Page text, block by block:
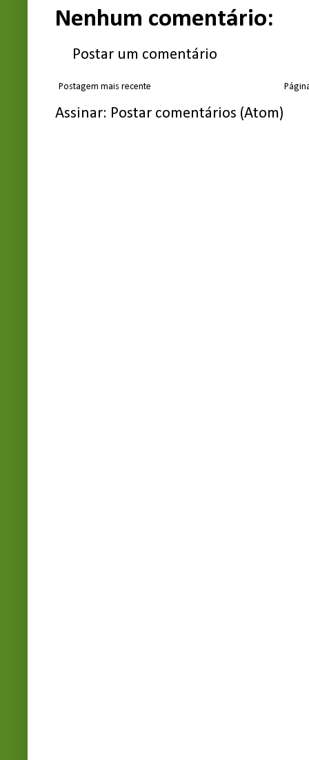
Nenhum comentário:
Postar um comentário
Postagem mais recente
Assinar: Postar comentários (Atom)